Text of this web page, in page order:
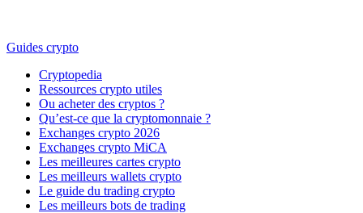
Guides crypto
Cryptopedia
Ressources crypto utiles
Ou acheter des cryptos ?
Qu’est-ce que la cryptomonnaie ?
Exchanges crypto 2026
Exchanges crypto MiCA
Les meilleures cartes crypto
Les meilleurs wallets crypto
Le guide du trading crypto
Les meilleurs bots de trading